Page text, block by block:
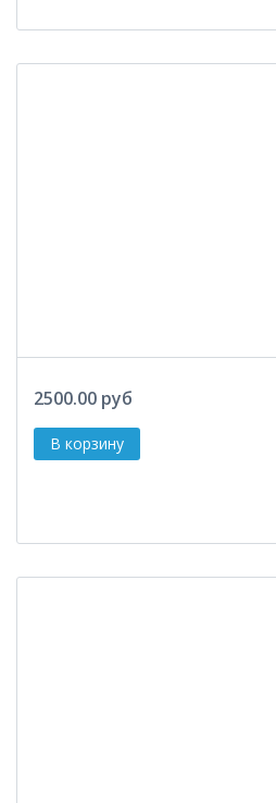
2500.00 руб